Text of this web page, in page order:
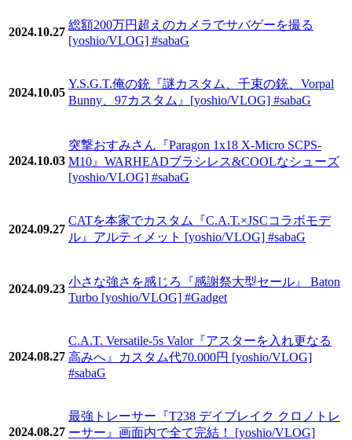
2024.10.27
総額200万円超えのカメラでサバゲーを撮る
[yoshio/VLOG] #sabaG
2024.10.05
Y.S.G.T.俺の銃『謎カスタム、千束の銃、Vorpal
Bunny、97カスタム』[yoshio/VLOG] #sabaG
2024.10.03
突撃おすみさん『Paragon 1x18 X-Micro SCPS-
M10』WARHEADブラシレス&COOLなシューズ
[yoshio/VLOG] #sabaG
2024.09.27
CATを本家でカスタム『C.A.T.×JSCコラボモデ
ル』アルティメット [yoshio/VLOG] #sabaG
2024.09.23
小さな強さを感じろ『感謝祭大型セール』 Baton
Turbo [yoshio/VLOG] #Gadget
2024.08.27
C.A.T. Versatile-5s Valor『アスターを入れ更なる
高みへ』カスタム代70.000円 [yoshio/VLOG]
#sabaG
2024.08.27
最強トレーサー『T238 デイブレイク クロノトレ
ーサー』画面内で全て完結！ [yoshio/VLOG]